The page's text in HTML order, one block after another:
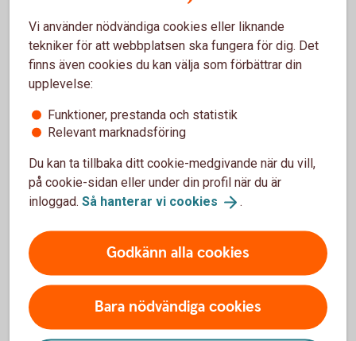
Småföretag
Vi finns här för att göra ditt företagande enklare och
tryggare. Med grundläggande tjänster och produkter
anpassade för just ditt behov.
Startups och snabbväxande företag
Vi har expertisen och verktygen som hjälper er på
vägen – oavsett om ni är i uppstartsfasen eller på
Vi använder nödvändiga cookies eller liknande
tekniker för att webbplatsen ska fungera för dig. Det
finns även cookies du kan välja som förbättrar din
upplevelse:
Funktioner, prestanda och statistik
Relevant marknadsföring
Du kan ta tillbaka ditt cookie-medgivande när du vill,
på cookie-sidan eller under din profil när du är
inloggad. Så hanterar vi cookies .
Godkänn alla cookies
Bara nödvändiga cookies